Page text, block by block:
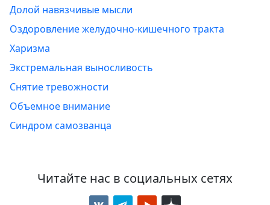
Долой навязчивые мысли
Оздоровление желудочно-кишечного тракта
Харизма
Экстремальная выносливость
Снятие тревожности
Объемное внимание
Синдром самозванца
Читайте нас в социальных сетях